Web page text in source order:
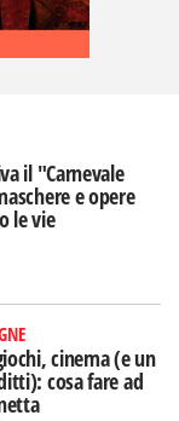
il "Carnevale
e opere
le vie
cinema (e un
cosa fare ad